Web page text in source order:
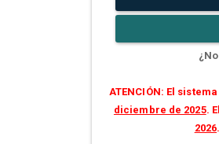
ATENCIÓN: El
diciembre de 2025.
2026